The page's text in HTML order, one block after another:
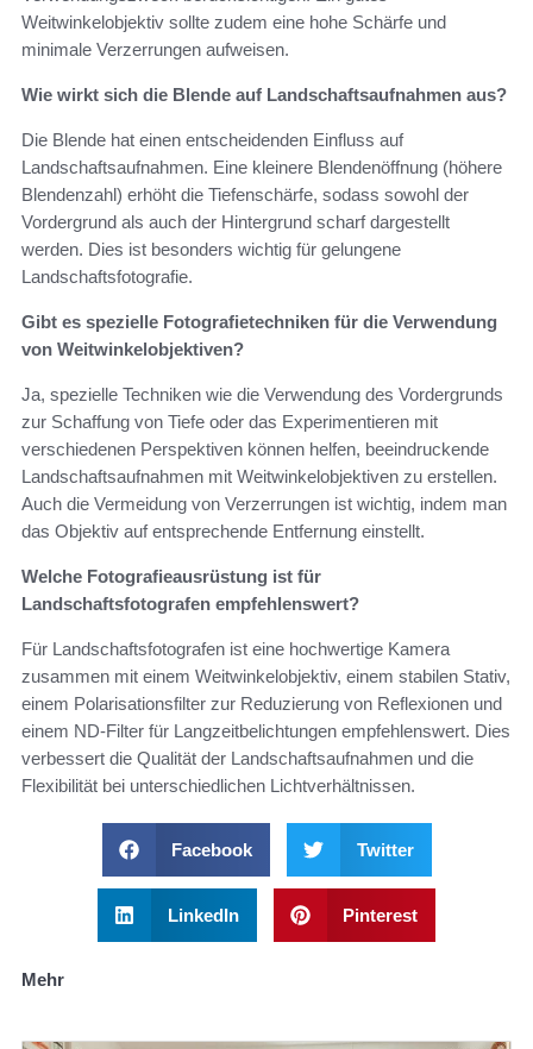
Weitwinkelobjektiv sollte zudem eine hohe Schärfe und
minimale Verzerrungen aufweisen.
Wie wirkt sich die Blende auf Landschaftsaufnahmen aus?
Die Blende hat einen entscheidenden Einfluss auf
Landschaftsaufnahmen. Eine kleinere Blendenöffnung (höhere
Blendenzahl) erhöht die Tiefenschärfe, sodass sowohl der
Vordergrund als auch der Hintergrund scharf dargestellt
werden. Dies ist besonders wichtig für gelungene
Landschaftsfotografie.
Gibt es spezielle Fotografietechniken für die Verwendung
von Weitwinkelobjektiven?
Ja, spezielle Techniken wie die Verwendung des Vordergrunds
zur Schaffung von Tiefe oder das Experimentieren mit
verschiedenen Perspektiven können helfen, beeindruckende
Landschaftsaufnahmen mit Weitwinkelobjektiven zu erstellen.
Auch die Vermeidung von Verzerrungen ist wichtig, indem man
das Objektiv auf entsprechende Entfernung einstellt.
Welche Fotografieausrüstung ist für
Landschaftsfotografen empfehlenswert?
Für Landschaftsfotografen ist eine hochwertige Kamera
zusammen mit einem Weitwinkelobjektiv, einem stabilen Stativ,
einem Polarisationsfilter zur Reduzierung von Reflexionen und
einem ND-Filter für Langzeitbelichtungen empfehlenswert. Dies
verbessert die Qualität der Landschaftsaufnahmen und die
Flexibilität bei unterschiedlichen Lichtverhältnissen.
Facebook Twitter
LinkedIn Pinterest
Mehr